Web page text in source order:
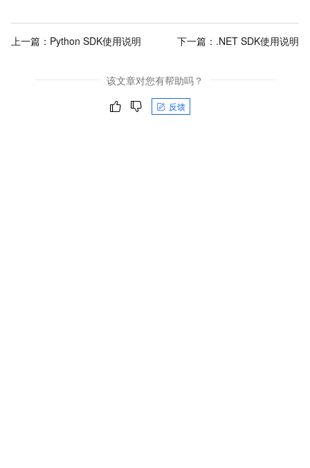
上一篇： Python SDK使用说明 下一篇： .NET SDK使用说明
该文章对您有帮助吗？
反馈